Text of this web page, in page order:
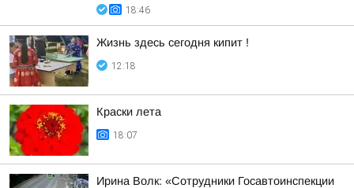
18:46
Жизнь здесь сегодня кипит !
12:18
Краски лета
18:07
Ирина Волк: «Сотрудники Госавтоинспекции